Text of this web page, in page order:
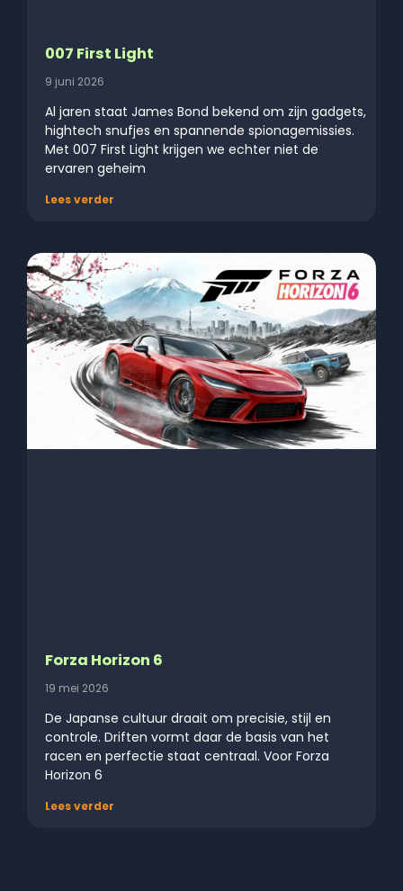
007 First Light
9 juni 2026
Al jaren staat James Bond bekend om zijn gadgets,
hightech snufjes en spannende spionagemissies.
Met 007 First Light krijgen we echter niet de
ervaren geheim
Lees verder
Forza Horizon 6
19 mei 2026
De Japanse cultuur draait om precisie, stijl en
controle. Driften vormt daar de basis van het
racen en perfectie staat centraal. Voor Forza
Horizon 6
Lees verder